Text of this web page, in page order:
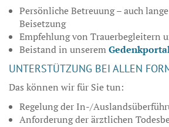
Persönliche Betreuung – auch
Beisetzung
Empfehlung von Trauerbegleitern
Beistand in unserem
UNTERSTÜTZUNG BEI ALLEN
Das können wir für Sie tun:
Regelung der In-/
Anforderung der ärztlichen